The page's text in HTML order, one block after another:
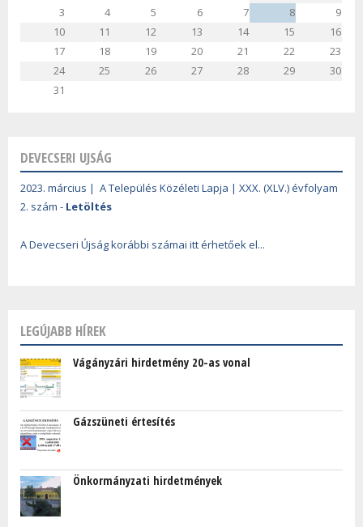
3 4 5 6 7 8
9
10
11 12 13 14 15
16
17
18 19 20 21 22
23
24
25 26 27 28 29
30
31
DEVECSERI UJSÁG
2023. március | A Település Közéleti Lapja | XXX. (XLV.) évfolyam
2. szám - Letöltés
A Devecseri Újság korábbi számai itt érhetőek el...
LEGÚJABB HÍREK
Vágányzári hirdetmény 20-as vonal
Gázszüneti értesítés
Önkormányzati hirdetmények